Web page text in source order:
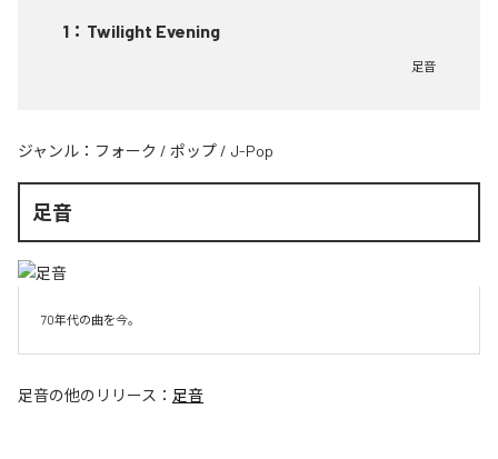
1 ： Twilight Evening
足音
ジャンル： フォーク / ポップ / J-Pop
足音
70年代の曲を今。
足音の他のリリース： 足音